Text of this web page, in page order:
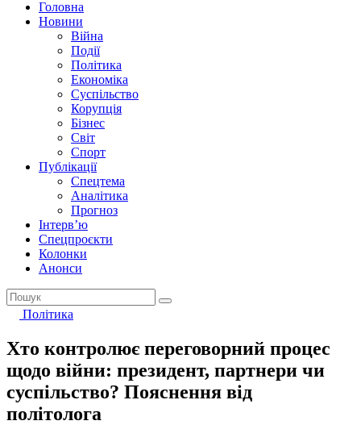
Головна
Новини
Війна
Події
Політика
Економіка
Суспільство
Корупція
Бізнес
Світ
Спорт
Публікації
Спецтема
Аналітика
Прогноз
Інтерв’ю
Спецпроєкти
Колонки
Анонси
Політика
Хто контролює переговорний процес
щодо війни: президент, партнери чи
суспільство? Пояснення від
політолога